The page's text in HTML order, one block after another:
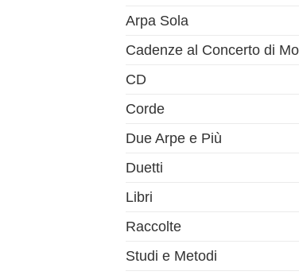
Arpa Sola
Cadenze al Concerto di
CD
Corde
Due Arpe e Più
Duetti
Libri
Raccolte
Studi e Metodi